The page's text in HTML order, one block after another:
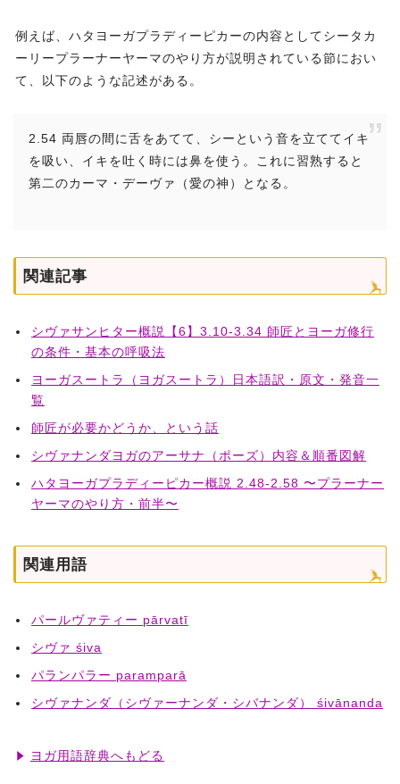
例えば、ハタヨーガプラディーピカーの内容としてシータカ
ーリープラーナーヤーマのやり方が説明されている節におい
て、以下のような記述がある。
2.54 両唇の間に舌をあてて、シーという音を立ててイキ
を吸い、イキを吐く時には鼻を使う。これに習熟すると
第二のカーマ・デーヴァ（愛の神）となる。
関連記事
シヴァサンヒター概説【6】3.10-3.34 師匠とヨーガ修行
の条件・基本の呼吸法
ヨーガスートラ（ヨガスートラ）日本語訳・原文・発音一
覧
師匠が必要かどうか、という話
シヴァナンダヨガのアーサナ（ポーズ）内容＆順番図解
ハタヨーガプラディーピカー概説 2.48-2.58 〜プラーナー
ヤーマのやり方・前半〜
関連用語
パールヴァティー pārvatī
シヴァ śiva
パランパラー paramparā
シヴァナンダ（シヴァーナンダ・シバナンダ） śivānanda
ヨガ用語辞典へもどる